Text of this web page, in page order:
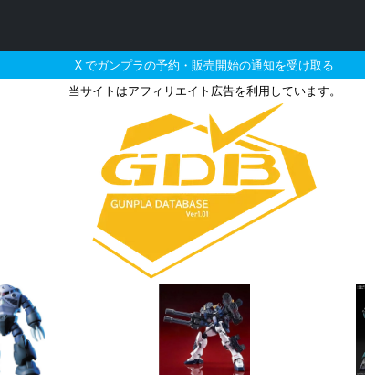
X でガンプラの予約・販売開始の通知を受け取る
当サイトはアフィリエイト広告を利用しています。
ー ANAオリジナ